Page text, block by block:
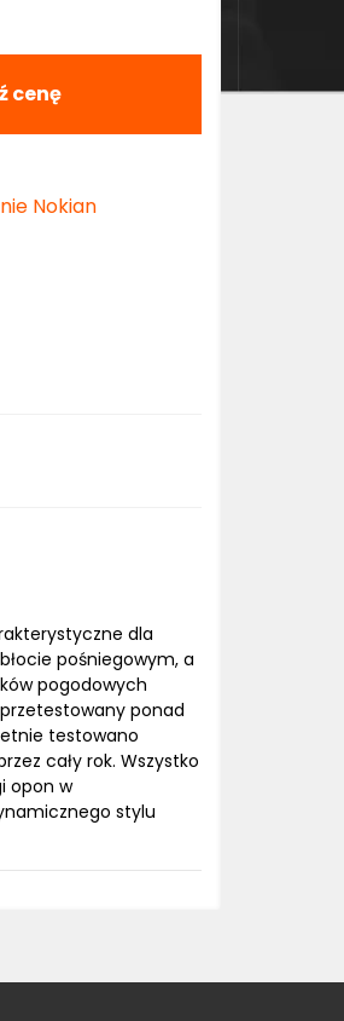
cenę
Nokian
dla
pośniegowym, a
pogodowych
ponad
testowano
cały rok. Wszystko
opon w
stylu